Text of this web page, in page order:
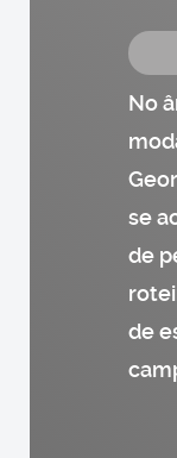
No
se
de
de